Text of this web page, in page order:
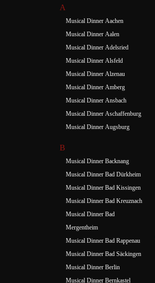
A
Musical Dinner Aachen
Musical Dinner Aalen
Musical Dinner Adelsried
Musical Dinner Alsfeld
Musical Dinner Alzenau
Musical Dinner Amberg
Musical Dinner Ansbach
Musical Dinner Aschaffenburg
Musical Dinner Augsburg
B
Musical Dinner Backnang
Musical Dinner Bad Dürkheim
Musical Dinner Bad Kissingen
Musical Dinner Bad Kreuznach
Musical Dinner Bad
Mergentheim
Musical Dinner Bad Rappenau
Musical Dinner Bad Säckingen
Musical Dinner Berlin
Musical Dinner Bernkastel